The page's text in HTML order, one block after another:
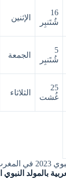
16
شُتَنبِر
الإثنين
5
شُتَنبِر
الجمعة
25
غُشت
الثلاثاء
بالمولد